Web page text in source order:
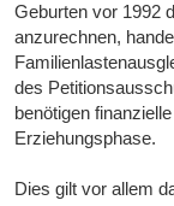
Geburten vor 1992
anzurechnen,
des
benötigen
Erziehungsphase.
Dies gilt vor allem